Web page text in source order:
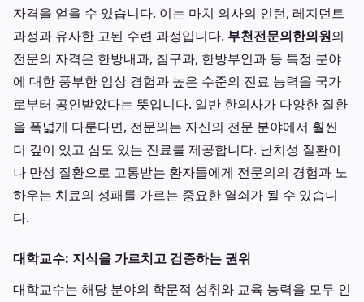
자격을 얻을 수 있습니다. 이는 마치 의사의 인턴, 레지던트
과정과 유사한 고된 수련 과정입니다. 부천전문의한의원의
전문의 자격은 한방내과, 침구과, 한방부인과 등 특정 분야
에 대한 풍부한 임상 경험과 높은 수준의 진료 능력을 국가
로부터 공인받았다는 뜻입니다. 일반 한의사가 다양한 질환
을 폭넓게 다룬다면, 전문의는 자신의 전문 분야에서 훨씬
더 깊이 있고 심도 있는 진료를 제공합니다. 난치성 질환이
나 만성 질환으로 고통받는 환자들에게 전문의의 경험과 노
하우는 치료의 성패를 가르는 중요한 열쇠가 될 수 있습니
다.
대학교수: 지식을 가르치고 검증하는 권위
대학교수는 해당 분야의 학문적 성취와 교육 능력을 모두 인